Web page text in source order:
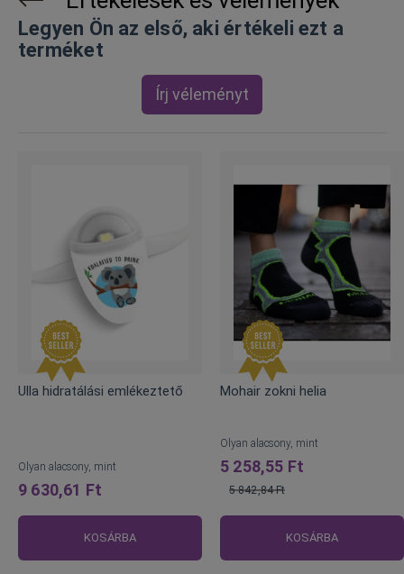
Legyen Ön az első, aki értékeli ezt a
terméket
Írj véleményt
Ulla hidratálási emlékeztető
Olyan alacsony, mint
9 630,61 Ft
KOSÁRBA
Mohair zokni helia
Olyan alacsony, mint
5 258,55 Ft
5 842,84 Ft
KOSÁRBA